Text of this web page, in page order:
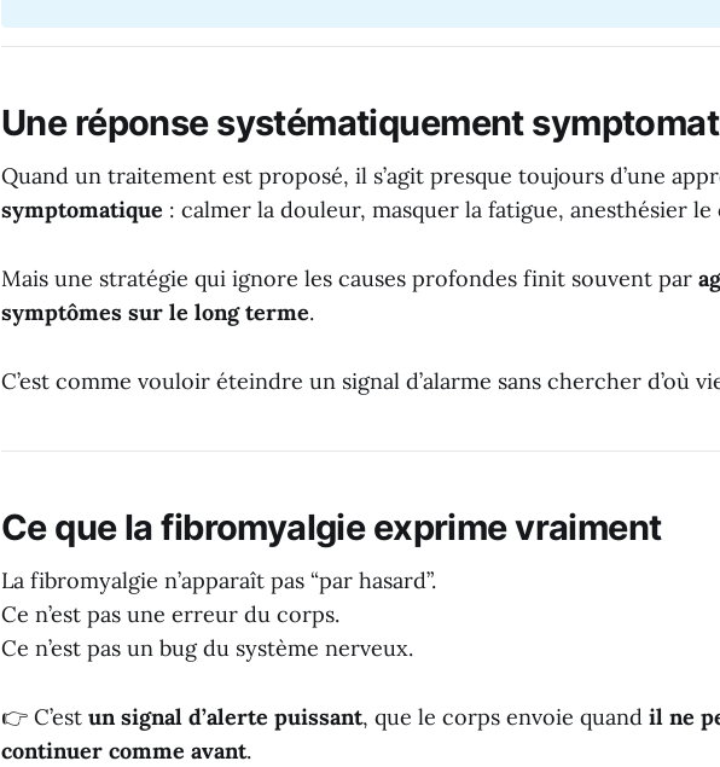
Une réponse systématiquement
Quand un traitement est proposé, il s’agit presque toujours d’une
symptomatique : calmer la douleur, masquer la fatigue, anesthésier le
Mais une stratégie qui ignore les causes profondes finit souvent par
symptômes sur le long terme.
C’est comme vouloir éteindre un signal d’alarme sans chercher d’où
Ce que la fibromyalgie exprime vraiment
La fibromyalgie n’apparaît pas “par hasard”.
Ce n’est pas une erreur du corps.
Ce n’est pas un bug du système nerveux.
👉 C’est un signal d’alerte puissant, que le corps envoie quand il ne
continuer comme avant.